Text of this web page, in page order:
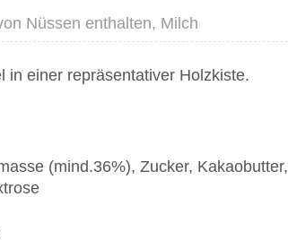
Nüssen enthalten, Milch
in einer repräsentativer Holzkiste.
(mind.36%), Zucker, Kakaobutter,